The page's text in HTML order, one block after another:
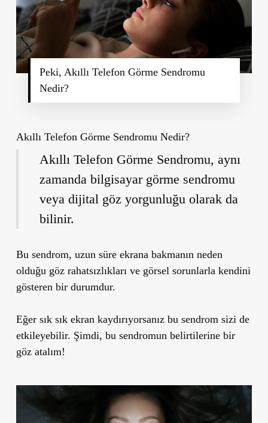
Peki, Akıllı Telefon Görme Sendromu
Nedir?
Akıllı Telefon Görme Sendromu Nedir?
Akıllı Telefon Görme Sendromu, aynı
zamanda bilgisayar görme sendromu
veya dijital göz yorgunluğu olarak da
bilinir.
Bu sendrom, uzun süre ekrana bakmanın neden
olduğu göz rahatsızlıkları ve görsel sorunlarla kendini
gösteren bir durumdur.
Eğer sık sık ekran kaydırıyorsanız bu sendrom sizi de
etkileyebilir. Şimdi, bu sendromun belirtilerine bir
göz atalım!